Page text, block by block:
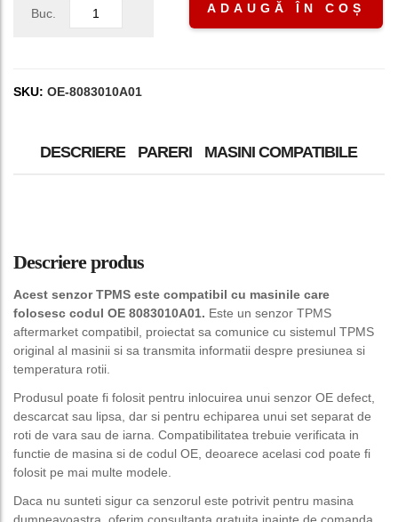
Buc. ADAUGĂ ÎN COȘ
SKU: OE-8083010A01
DESCRIERE PARERI MASINI COMPATIBILE
Descriere produs
Acest senzor TPMS este compatibil cu masinile care
folosesc codul OE 8083010A01. Este un senzor TPMS
aftermarket compatibil, proiectat sa comunice cu sistemul TPMS
original al masinii si sa transmita informatii despre presiunea si
temperatura rotii.
Produsul poate fi folosit pentru inlocuirea unui senzor OE defect,
descarcat sau lipsa, dar si pentru echiparea unui set separat de
roti de vara sau de iarna. Compatibilitatea trebuie verificata in
functie de masina si de codul OE, deoarece acelasi cod poate fi
folosit pe mai multe modele.
Daca nu sunteti sigur ca senzorul este potrivit pentru masina